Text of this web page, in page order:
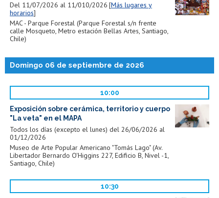
Del 11/07/2026 al 11/010/2026 Más lugares y
horarios
MAC - Parque Forestal (Parque Forestal s/n frente
calle Mosqueto, Metro estación Bellas Artes, Santiago,
Chile)
Domingo 06 de septiembre de 2026
10:00
Exposición sobre cerámica, territorio y cuerpo
"La veta" en el MAPA
Todos los días (excepto el lunes) del 26/06/2026 al
01/12/2026
Museo de Arte Popular Americano "Tomás Lago" (Av.
Libertador Bernardo O'Higgins 227, Edificio B, Nivel -1,
Santiago, Chile)
10:30